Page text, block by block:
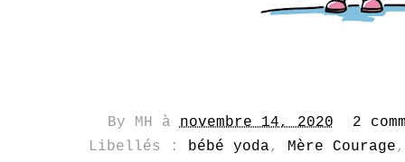
By MH à novembre 14, 2020
2
Libellés : bébé yoda, Mère Courage